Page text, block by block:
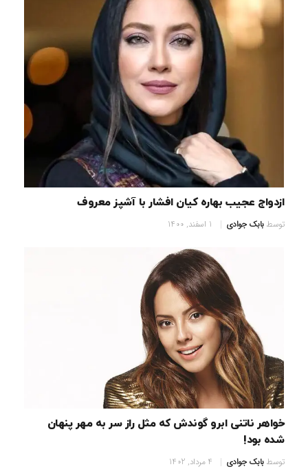
ازدواج عجیب بهاره کیان افشار با آشپز معروف
توسطبابک جوادی 1 اسفند, 1400
خواهر ناتنی ابرو گوندش که مثل راز سر به مهر پنهان
شده بود!
توسطبابک جوادی 4 مرداد, 1402